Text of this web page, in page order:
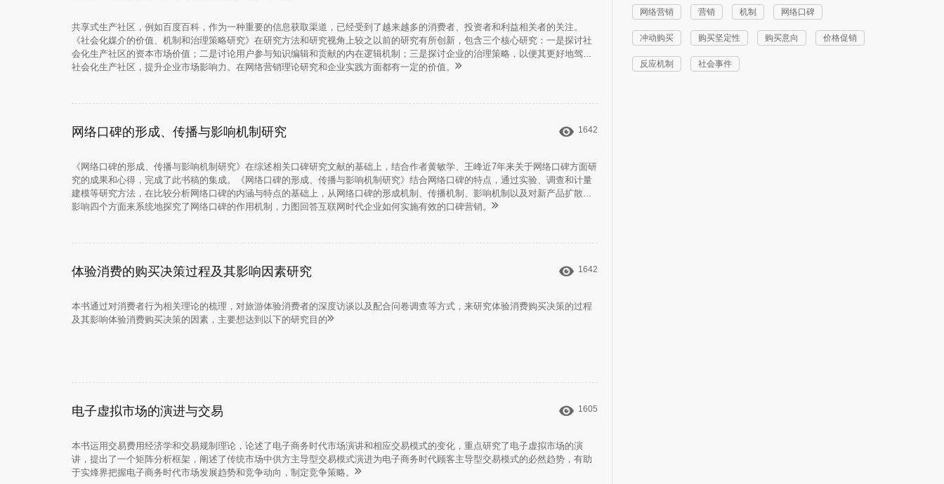
共享式生产社区，例如百度百科，作为一种重要的信息获取渠道，已经受到了越来越多的消费者、投资者和利益相关者的关注。
《社会化媒介的价值、机制和治理策略研究》在研究方法和研究视角上较之以前的研究有所创新，包含三个核心研究：一是探讨社
会化生产社区的资本市场价值；二是讨论用户参与知识编辑和贡献的内在逻辑机制；三是探讨企业的治理策略，以便其更好地驾驭
社会化生产社区，提升企业市场影响力。在网络营销理论研究和企业实践方面都有一定的价值。
网络口碑的形成、传播与影响机制研究 1642
《网络口碑的形成、传播与影响机制研究》在综述相关口碑研究文献的基础上，结合作者黄敏学、王峰近7年来关于网络口碑方面研
究的成果和心得，完成了此书稿的集成。《网络口碑的形成、传播与影响机制研究》结合网络口碑的特点，通过实验、调查和计量
建模等研究方法，在比较分析网络口碑的内涵与特点的基础上，从网络口碑的形成机制、传播机制、影响机制以及对新产品扩散的
影响四个方面来系统地探究了网络口碑的作用机制，力图回答互联网时代企业如何实施有效的口碑营销。
体验消费的购买决策过程及其影响因素研究 1642
本书通过对消费者行为相关理论的梳理，对旅游体验消费者的深度访谈以及配合问卷调查等方式，来研究体验消费购买决策的过程
及其影响体验消费购买决策的因素，主要想达到以下的研究目的
电子虚拟市场的演进与交易 1605
本书运用交易费用经济学和交易规制理论，论述了电子商务时代市场演讲和相应交易模式的变化，重点研究了电子虚拟市场的演
讲，提出了一个矩阵分析框架，阐述了传统市场中供方主导型交易模式演进为电子商务时代顾客主导型交易模式的必然趋势，有助
于实烽界把握电子商务时代市场发展趋势和竞争动向，制定竞争策略。
网络营销 营销 机制 网络口碑
冲动购买 购买坚定性 购买意向 价格促销
反应机制 社会事件